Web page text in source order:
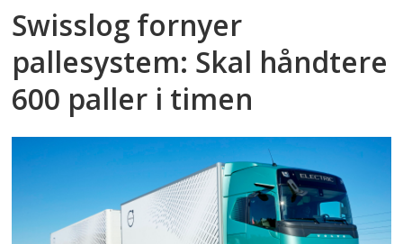
Swisslog fornyer
pallesystem: Skal håndtere
600 paller i timen